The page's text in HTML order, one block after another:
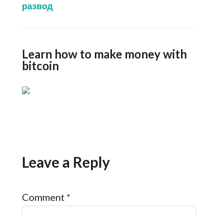
развод
Learn how to make money with
bitcoin
Leave a Reply
Comment *